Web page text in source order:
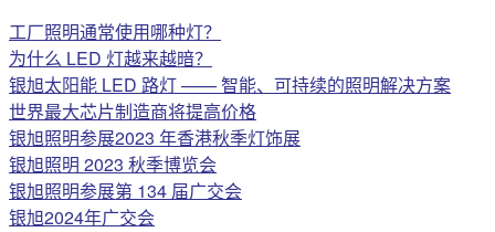
工厂照明通常使用哪种灯？
为什么 LED 灯越来越暗？
银旭太阳能 LED 路灯 —— 智能、可持续的照明解决方案
世界最大芯片制造商将提高价格
银旭照明参展2023 年香港秋季灯饰展
银旭照明 2023 秋季博览会
银旭照明参展第 134 届广交会
银旭2024年广交会